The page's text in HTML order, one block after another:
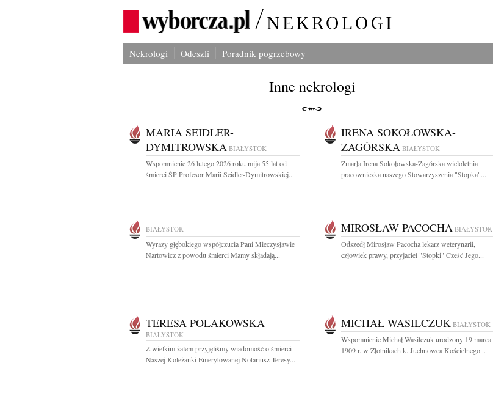
Nekrologi Odeszli Poradnik pogrzebowy
Inne nekrologi
MARIA SEIDLER-
DYMITROWSKA BIAŁYSTOK
Wspomnienie 26 lutego 2026 roku mija 55 lat od
śmierci ŚP Profesor Marii Seidler-Dymitrowskiej...
IRENA SOKOŁOWSKA-
ZAGÓRSKA BIAŁYSTOK
Zmarła Irena Sokołowska-Zagórska wieloletnia
pracowniczka naszego Stowarzyszenia "Stopka"...
BIAŁYSTOK
Wyrazy głębokiego współczucia Pani Mieczysławie
Nartowicz z powodu śmierci Mamy składają...
MIROSŁAW PACOCHA BIAŁYSTOK
Odszedł Mirosław Pacocha lekarz weterynarii,
człowiek prawy, przyjaciel "Stopki" Cześć Jego...
TERESA POLAKOWSKA
BIAŁYSTOK
Z wielkim żalem przyjęliśmy wiadomość o śmierci
Naszej Koleżanki Emerytowanej Notariusz Teresy...
MICHAŁ WASILCZUK BIAŁYSTOK
Wspomnienie Michał Wasilczuk urodzony 19 marca
1909 r. w Złotnikach k. Juchnowca Kościelnego...